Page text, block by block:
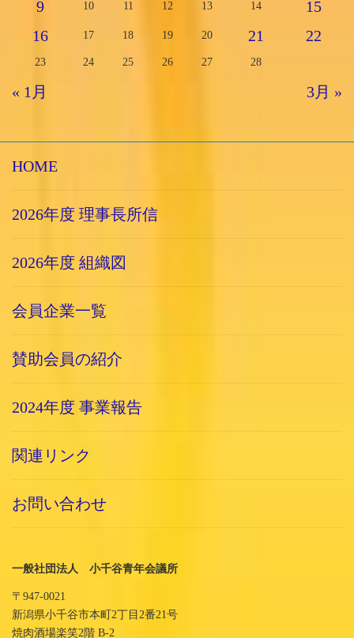
9 10 11 12 13 14
15
16
17 18 19 20 21 22
23 24 25 26 27 28
« 1月 3月 »
HOME
2026年度 理事長所信
2026年度 組織図
会員企業一覧
賛助会員の紹介
2024年度 事業報告
関連リンク
お問い合わせ
一般社団法人 小千谷青年会議所
〒947-0021
新潟県小千谷市本町2丁目2番21号
焼肉酒場楽笑2階 B-2